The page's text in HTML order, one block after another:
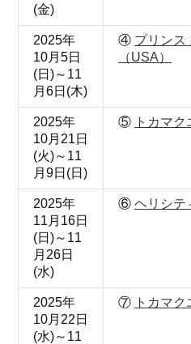
(金)
2025年
10月5日
(日)～11
月6日(木)
④ プリンス
（USA）
2025年
10月21日
(火)～11
月9日(日)
⑤ トカマク
2025年
11月16日
(日)～11
月26日
(水)
⑥ ヘリシテ
2025年
10月22日
(水)～11
⑦ トカマク